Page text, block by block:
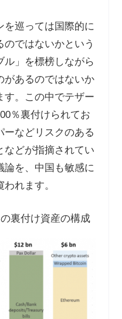
を巡っては国際的に
のではないかという
ル」を標榜しながら
があるのではないか
す。この中でテザー
％裏付けられてお
ーなどリスクのある
などが指摘されてい
論を、中国も敏感に
れます。
裏付け資産の構成